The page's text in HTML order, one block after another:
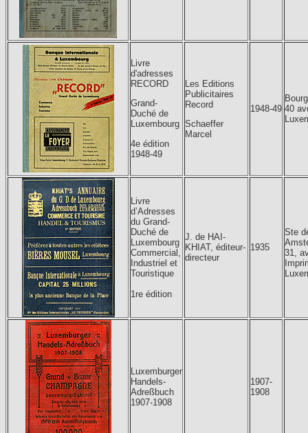
Livre
d'adresses
RECORD
Grand-
Duché de
Luxembourg
4e édition
1948-49
Les Editions
Publicitaires
Record
Schaeffer
Marcel
1948-49 40
Livre
d’Adresses
du Grand-
Duché de
Luxembourg
Commercial,
Industriel et
Touristique
1re édition
J. de HAI-
KHIAT, éditeur-
directeur
1935
Ste
31,
Luxemburger
Handels-
Adreßbuch
1907-1908
1907-
1908